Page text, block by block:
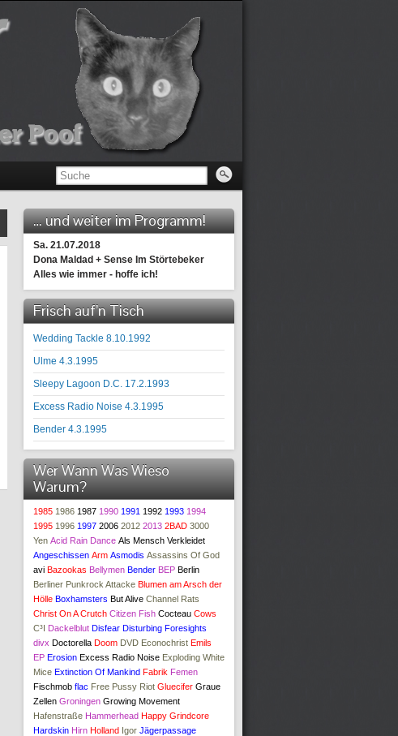
… und weiter im Programm!
Sa. 21.07.2018
Dona Maldad + Sense Im Störtebeker
Alles wie immer - hoffe ich!
Frisch auf’n Tisch
Wedding Tackle 8.10.1992
Ulme 4.3.1995
Sleepy Lagoon D.C. 17.2.1993
Excess Radio Noise 4.3.1995
Bender 4.3.1995
Wer Wann Was Wieso
Warum?
1985 1986 1987 1990 1991 1992 1993 1994
1995 1996 1997 2006 2012 2013 2BAD 3000
Yen Acid Rain Dance Als Mensch Verkleidet
Angeschissen Arm Asmodis Assassins Of God
avi Bazookas Bellymen Bender BEP Berlin
Berliner Punkrock Attacke Blumen am Arsch der
Hölle Boxhamsters But Alive Channel Rats
Christ On A Crutch Citizen Fish Cocteau Cows
C³I Dackelblut Disfear Disturbing Foresights
divx Doctorella Doom DVD Econochrist Emils
EP Erosion Excess Radio Noise Exploding White
Mice Extinction Of Mankind Fabrik Femen
Fischmob flac Free Pussy Riot Gluecifer Graue
Zellen Groningen Growing Movement
Hafenstraße Hammerhead Happy Grindcore
Hardskin Hirn Holland Igor Jägerpassage